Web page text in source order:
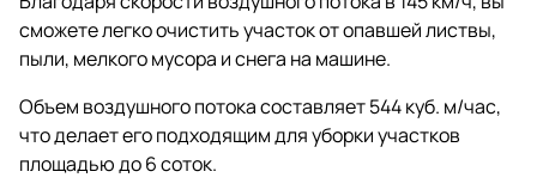
сможете легко очистить участок от опавшей листвы,
пыли, мелкого мусора и снега на машине.
Объем воздушного потока составляет 544 куб. м/час,
что делает его подходящим для уборки участков
площадью до 6 соток.